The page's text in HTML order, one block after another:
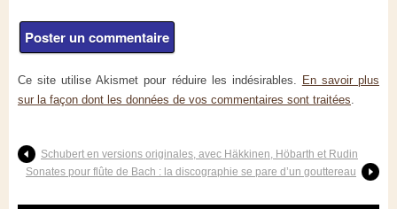
Ce site utilise Akismet pour réduire les indésirables.
En savoir plus
sur la façon dont les données de vos commentaires sont traitées
Schubert en versions originales, avec Häkkinen, Höbarth et Rudin
Sonates pour flûte de Bach : la discographie se pare d’un gouttereau